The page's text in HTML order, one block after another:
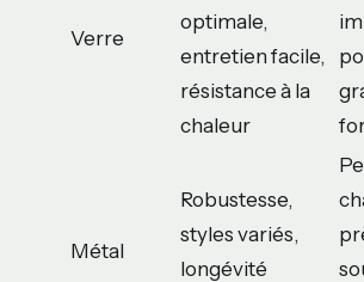
Verre
optimale,
entretien facile,
résistance à la
chaleur
Métal
Robustesse,
styles variés,
longévité